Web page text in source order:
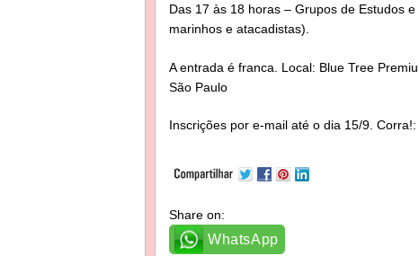
Das 17 às 18 horas – Grupos de Estudos
marinhos e atacadistas).
A entrada é franca. Local: Blue Tree
São Paulo
Inscrições por e-mail até o dia 15/9. Corra!:
Share on:
WhatsApp